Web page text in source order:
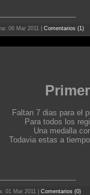
06 Mar 2011| Comentarios (1)
Faltan 7 dias para el
Para todos los
Una medalla
Todavia estas a
01 Mar 2011| Comentarios (0)